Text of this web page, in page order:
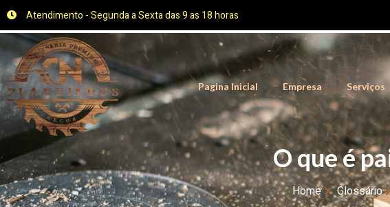
Atendimento - Segunda a Sexta das 9 as 18 horas
Pagina Inicial Empresa Serviços
O que é
Home Glossário